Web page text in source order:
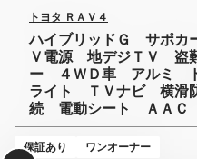
トヨタ ＲＡＶ４
ハイブリッドＧ サポ
Ｖ電源 地デジＴＶ 盗
ー ４ＷＤ車 アルミ
ライト ＴＶナビ 横滑
続 電動シート ＡＡＣ
保証あり ワンオーナー